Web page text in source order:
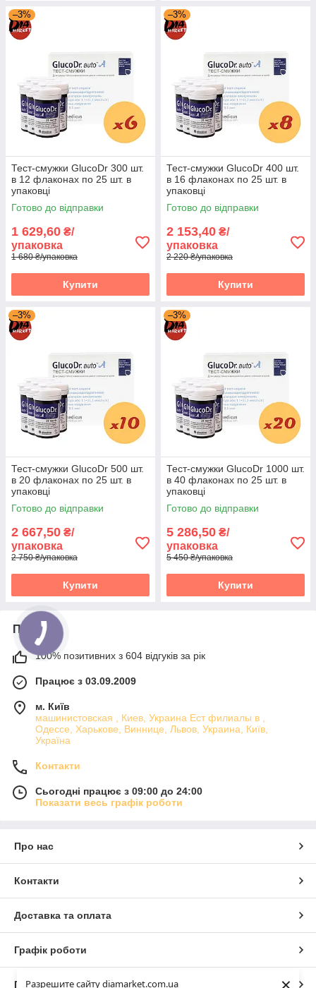
Разрешите сайту diamarket.com.ua
–3%
Тест-смужки GlucoDr 300 шт.
в 12 флаконах по 25 шт. в
упаковці
Готово до відправки
1 629,60 ₴/
упаковка
1 680 ₴/упаковка
Купити
–3%
Тест-смужки GlucoDr 400 шт.
в 16 флаконах по 25 шт. в
упаковці
Готово до відправки
2 153,40 ₴/
упаковка
2 220 ₴/упаковка
Купити
–3%
Тест-смужки GlucoDr 500 шт.
в 20 флаконах по 25 шт. в
упаковці
Готово до відправки
2 667,50 ₴/
упаковка
2 750 ₴/упаковка
Купити
–3%
Тест-смужки GlucoDr 1000 шт.
в 40 флаконах по 25 шт. в
упаковці
Готово до відправки
5 286,50 ₴/
упаковка
5 450 ₴/упаковка
Купити
Про нас
100% позитивних з 604 відгуків за рік
Працює з 03.09.2009
м. Київ
машинистовская , Киев, Украина Ест филиалы в ,
Одессе, Харькове, Виннице, Львов, Украина, Київ,
Україна
Контакти
Сьогодні працює з 09:00 до 24:00
Показати весь графік роботи
Про нас
Контакти
Доставка та оплата
Графік роботи
Повна версія сайту